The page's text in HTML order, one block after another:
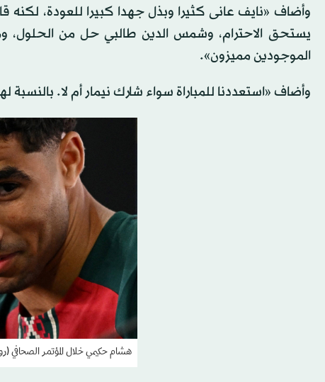
وأضاف «نايف عانى كثيرا وبذل جهدا كبيرا للعودة، لكنه
يستحق الاحترام، وشمس الدين طالبي حل من الحلول،
الموجودين مميزون».
وأضاف «استعددنا للمباراة سواء شارك نيمار أم لا. بالنسبة
هشام حكيمي خلال المؤتمر الصحافي